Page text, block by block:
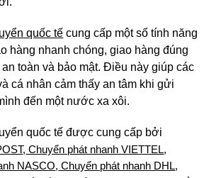
quốc tế cung cấp một số tính năng
hàng nhanh chóng, giao hàng đúng
toàn và bảo mật. Điều này giúp các
cá nhân cảm thấy an tâm khi gửi
đến một nước xa xôi.
quốc tế được cung cấp bởi
, Chuyển phát nhanh VIETTEL,
NASCO, Chuyển phát nhanh DHL,